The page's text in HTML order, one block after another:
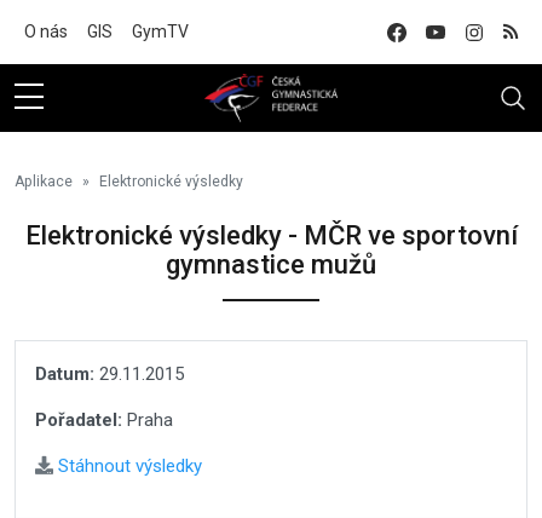
O nás GIS GymTV
Aplikace Elektronické výsledky
Elektronické výsledky - MČR ve sportovní
gymnastice mužů
Datum: 29.11.2015
Pořadatel: Praha
Stáhnout výsledky